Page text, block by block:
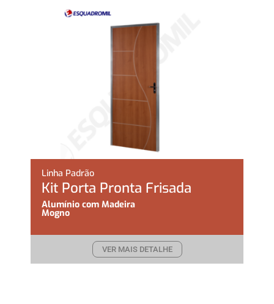
Linha Padrão
Kit Porta Pronta Frisada
Alumínio com Madeira
Mogno
VER MAIS DETALHE